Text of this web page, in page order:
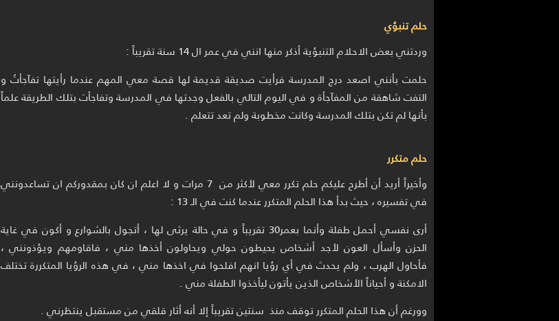
حلم تنبؤي
وردتني بعض الاحلام التنبؤية أذكر منها انني في عمر ال 14 سنة تقريباً :
حلمت بأنني اصعد درج المدرسة فرأيت صديقة قديمة لها قصة معي المهم عندما رأيتها تفآجأتُ و
التفت شاهقة من المفآجأة و في اليوم التالي بالفعل وجدتها في المدرسة وتفاجأت بتلك الطريقة علماً
بأنها لم تكن بتلك المدرسة وكانت مخطوبة ولم تعد تتعلم .
حلم متكرر
وأخيراً أريد أن أطرح عليكم حلم تكرر معي لأكثر من 7 مرات و لا اعلم ان كان بمقدوركم ان تساعدونني
في تفسيره ، حيث بدأ هذا الحلم المتكرر عندما كنت في الـ 13 :
أرى نفسي أحمل طفلة وأنما بعمر30 تقريباً و في حالة يرثى لها ، أتجول بالشوارع و أكون في غاية
الحزن وأسأل العون لأجد أشخاص يحيطون حولي ويحاولون أخذها مني ، فاقاومهم ويؤذونني ،
فأحاول الهرب ، ولم يحدث في أي رؤيا انهم افلحوا في اخذها مني ، في هذه الرؤيا المتكررة تختلف
الامكنة و أحياناً الأشخاص الذين يأتون ليأخذوا الطفلة مني .
وورغم أن هذا الحلم المتكرر توقف منذ سنتين تقريباً إلا أنه أثار قلقي من مستقبل ينتظرني .